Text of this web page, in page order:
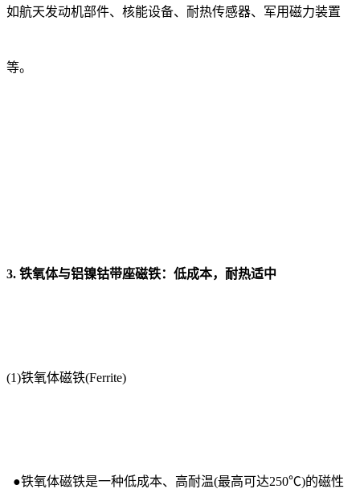
如航天发动机部件、核能设备、耐热传感器、军用磁力装置
等。
3. 铁氧体与铝镍钴带座磁铁：低成本，耐热适中
(1)铁氧体磁铁(Ferrite)
●铁氧体磁铁是一种低成本、高耐温(最高可达250℃)的磁性